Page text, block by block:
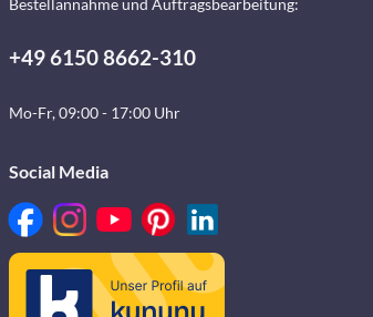
Bestellannahme und Auftragsbearbeitung:
+49 6150 8662-310
Mo-Fr, 09:00 - 17:00 Uhr
Social Media